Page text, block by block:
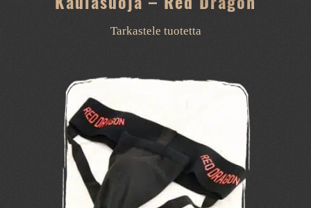
Tarkastele tuotetta